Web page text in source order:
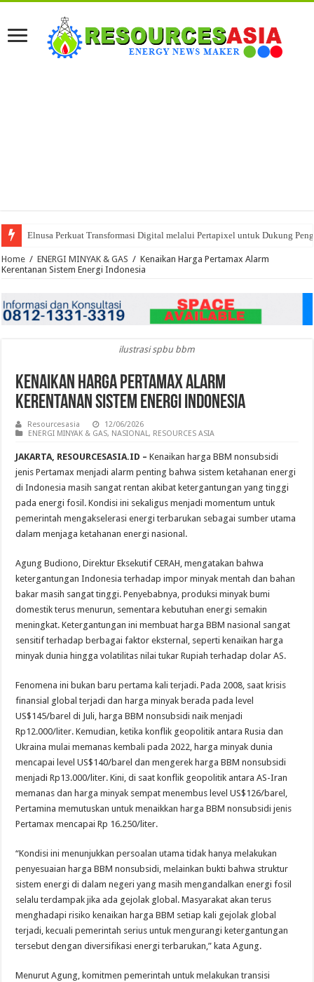
Elnusa Perkuat Transformasi Digital melalui Pertapixel untuk Dukung
Home / ENERGI MINYAK & GAS / Kenaikan Harga Pertamax Alarm
Kerentanan Sistem Energi Indonesia
ilustrasi spbu bbm
Kenaikan Harga Pertamax Alarm
Kerentanan Sistem Energi Indonesia
Resourcesasia
12/06/2026
ENERGI MINYAK & GAS, NASIONAL, RESOURCES ASIA
JAKARTA, RESOURCESASIA.ID –Kenaikan harga BBM nonsubsidi
jenis Pertamax menjadi alarm penting bahwa sistem ketahanan energi
di Indonesia masih sangat rentan akibat ketergantungan yang tinggi
pada energi fosil. Kondisi ini sekaligus menjadi momentum untuk
pemerintah mengakselerasi energi terbarukan sebagai sumber utama
dalam menjaga ketahanan energi nasional.
Agung Budiono, Direktur Eksekutif CERAH, mengatakan bahwa
ketergantungan Indonesia terhadap impor minyak mentah dan bahan
bakar masih sangat tinggi. Penyebabnya, produksi minyak bumi
domestik terus menurun, sementara kebutuhan energi semakin
meningkat. Ketergantungan ini membuat harga BBM nasional sangat
sensitif terhadap berbagai faktor eksternal, seperti kenaikan harga
minyak dunia hingga volatilitas nilai tukar Rupiah terhadap dolar AS.
Fenomena ini bukan baru pertama kali terjadi. Pada 2008, saat krisis
finansial global terjadi dan harga minyak berada pada level
US$145/barel di Juli, harga BBM nonsubsidi naik menjadi
Rp12.000/liter. Kemudian, ketika konflik geopolitik antara Rusia dan
Ukraina mulai memanas kembali pada 2022, harga minyak dunia
mencapai level US$140/barel dan mengerek harga BBM nonsubsidi
menjadi Rp13.000/liter. Kini, di saat konflik geopolitik antara AS-Iran
memanas dan harga minyak sempat menembus level US$126/barel,
Pertamina memutuskan untuk menaikkan harga BBM nonsubsidi jenis
Pertamax mencapai Rp 16.250/liter.
“Kondisi ini menunjukkan persoalan utama tidak hanya melakukan
penyesuaian harga BBM nonsubsidi, melainkan bukti bahwa struktur
sistem energi di dalam negeri yang masih mengandalkan energi fosil
selalu terdampak jika ada gejolak global. Masyarakat akan terus
menghadapi risiko kenaikan harga BBM setiap kali gejolak global
terjadi, kecuali pemerintah serius untuk mengurangi ketergantungan
tersebut dengan diversifikasi energi terbarukan,” kata Agung.
Menurut Agung, komitmen pemerintah untuk melakukan transisi